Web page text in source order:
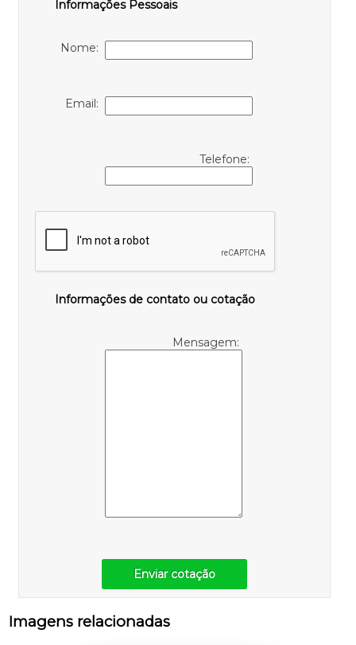
Informações Pessoais
Nome:
Email:
Telefone:
Informações de contato ou cotação
Mensagem:
Enviar cotação
Imagens relacionadas